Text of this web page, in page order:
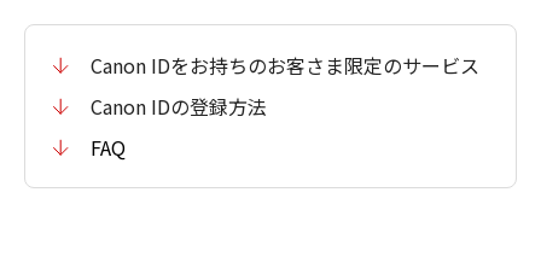
Canon IDをお持ちのお客さま限定のサービス
Canon IDの登録方法
FAQ